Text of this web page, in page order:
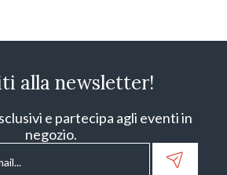
alla newsletter!
e partecipa agli eventi in
negozio.